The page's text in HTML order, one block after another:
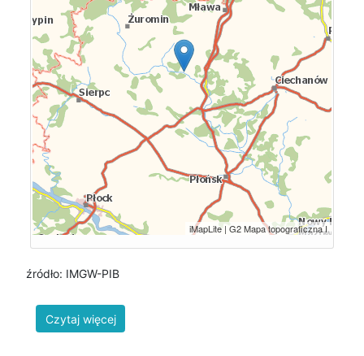
źródło: IMGW-PIB